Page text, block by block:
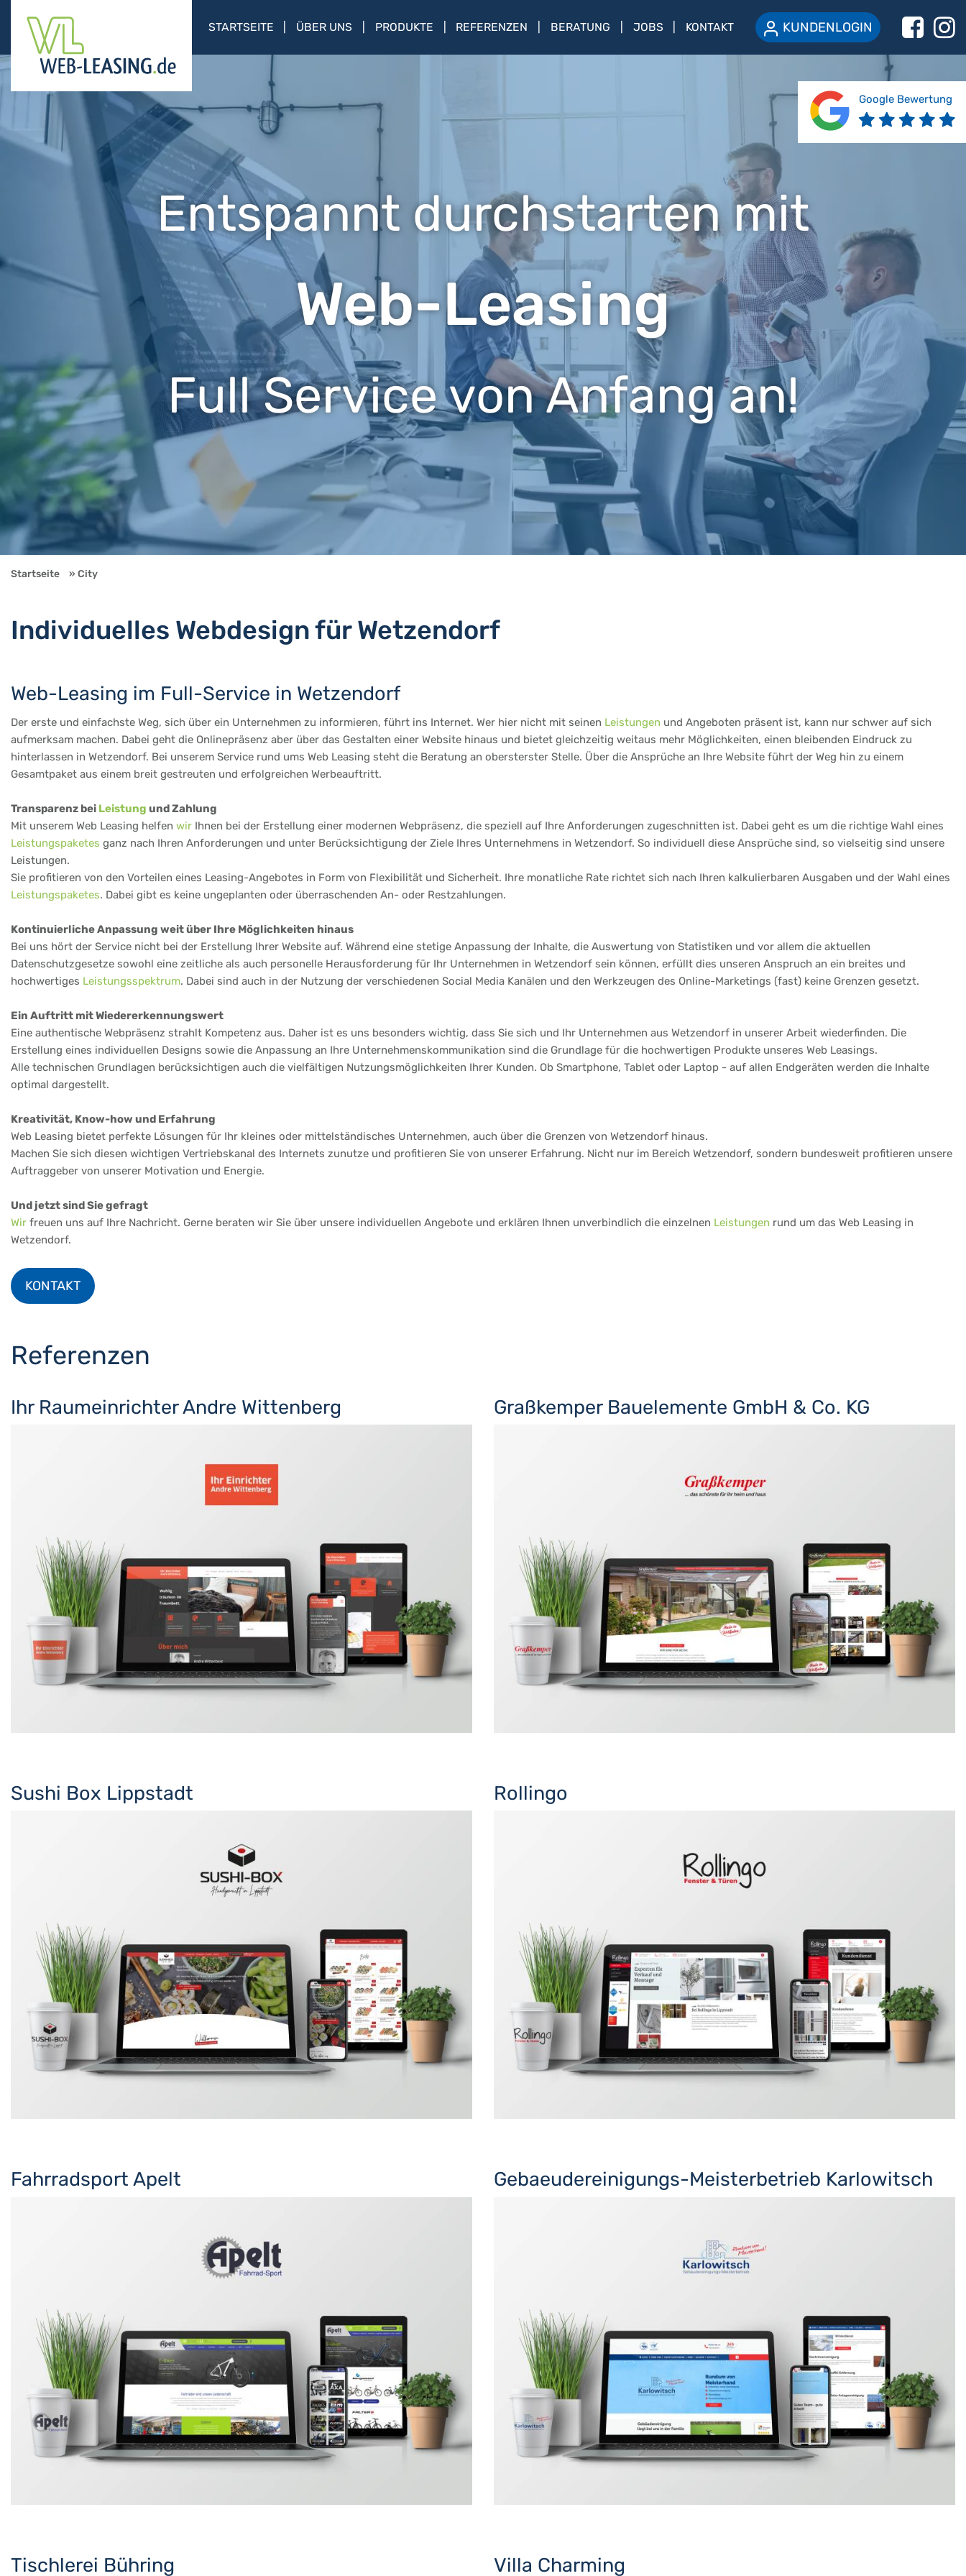
STARTSEITE ÜBER UNS PRODUKTE REFERENZEN BERATUNG JOBS KONTAKT KUNDENLOGIN
Entspannt durchstarten mit
Web-Leasing
Full Service von Anfang an!
Startseite City
Individuelles Webdesign für Wetzendorf
Web-Leasing im Full-Service in Wetzendorf
Der erste und einfachste Weg, sich über ein Unternehmen zu informieren, führt ins Internet. Wer hier nicht mit seinen Leistungen und Angeboten präsent ist, kann nur schwer auf sich
aufmerksam machen. Dabei geht die Onlinepräsenz aber über das Gestalten einer Website hinaus und bietet gleichzeitig weitaus mehr Möglichkeiten, einen bleibenden Eindruck zu
hinterlassen in Wetzendorf. Bei unserem Service rund ums Web Leasing steht die Beratung an obersterster Stelle. Über die Ansprüche an Ihre Website führt der Weg hin zu einem
Gesamtpaket aus einem breit gestreuten und erfolgreichen Werbeauftritt.
Transparenz bei Leistung und Zahlung
Mit unserem Web Leasing helfen wir Ihnen bei der Erstellung einer modernen Webpräsenz, die speziell auf Ihre Anforderungen zugeschnitten ist. Dabei geht es um die richtige Wahl eines
Leistungspaketes ganz nach Ihren Anforderungen und unter Berücksichtigung der Ziele Ihres Unternehmens in Wetzendorf. So individuell diese Ansprüche sind, so vielseitig sind unsere
Leistungen.
Sie profitieren von den Vorteilen eines Leasing-Angebotes in Form von Flexibilität und Sicherheit. Ihre monatliche Rate richtet sich nach Ihren kalkulierbaren Ausgaben und der Wahl eines
Leistungspaketes. Dabei gibt es keine ungeplanten oder überraschenden An- oder Restzahlungen.
Kontinuierliche Anpassung weit über Ihre Möglichkeiten hinaus
Bei uns hört der Service nicht bei der Erstellung Ihrer Website auf. Während eine stetige Anpassung der Inhalte, die Auswertung von Statistiken und vor allem die aktuellen
Datenschutzgesetze sowohl eine zeitliche als auch personelle Herausforderung für Ihr Unternehmen in Wetzendorf sein können, erfüllt dies unseren Anspruch an ein breites und
hochwertiges Leistungsspektrum. Dabei sind auch in der Nutzung der verschiedenen Social Media Kanälen und den Werkzeugen des Online-Marketings (fast) keine Grenzen gesetzt.
Ein Auftritt mit Wiedererkennungswert
Eine authentische Webpräsenz strahlt Kompetenz aus. Daher ist es uns besonders wichtig, dass Sie sich und Ihr Unternehmen aus Wetzendorf in unserer Arbeit wiederfinden. Die
Erstellung eines individuellen Designs sowie die Anpassung an Ihre Unternehmenskommunikation sind die Grundlage für die hochwertigen Produkte unseres Web Leasings.
Alle technischen Grundlagen berücksichtigen auch die vielfältigen Nutzungsmöglichkeiten Ihrer Kunden. Ob Smartphone, Tablet oder Laptop - auf allen Endgeräten werden die Inhalte
optimal dargestellt.
Kreativität, Know-how und Erfahrung
Web Leasing bietet perfekte Lösungen für Ihr kleines oder mittelständisches Unternehmen, auch über die Grenzen von Wetzendorf hinaus.
Machen Sie sich diesen wichtigen Vertriebskanal des Internets zunutze und profitieren Sie von unserer Erfahrung. Nicht nur im Bereich Wetzendorf, sondern bundesweit profitieren unsere
Auftraggeber von unserer Motivation und Energie.
Und jetzt sind Sie gefragt
Wir freuen uns auf Ihre Nachricht. Gerne beraten wir Sie über unsere individuellen Angebote und erklären Ihnen unverbindlich die einzelnen Leistungen rund um das Web Leasing in
Wetzendorf.
KONTAKT
Referenzen
Ihr Raumeinrichter Andre Wittenberg Graßkemper Bauelemente GmbH & Co. KG
Sushi Box Lippstadt Rollingo
Fahrradsport Apelt Gebaeudereinigungs-Meisterbetrieb Karlowitsch
Tischlerei Bühring Villa Charming
Google Bewertung